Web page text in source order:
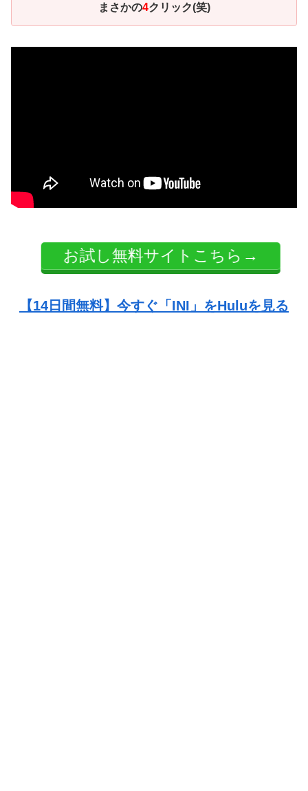
まさかの4クリック(笑)
お試し無料サイトこちら→
【14日間無料】今すぐ「INI」をHuluを見る